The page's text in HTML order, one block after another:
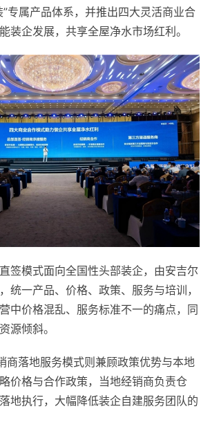
”专属产品体系，并推出四大灵活商业合
装企发展，共享全屋净水市场红利。
签模式面向全国性头部装企，由安吉尔
统一产品、价格、政策、服务与培训，
中价格混乱、服务标准不一的痛点，同
源倾斜。
商落地服务模式则兼顾政策优势与本地
价格与合作政策，当地经销商负责仓
地执行，大幅降低装企自建服务团队的